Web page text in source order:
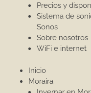
Precios y
Sistema de
Sonos
Sobre nosotros
WiFi e internet
Inicio
Moraira